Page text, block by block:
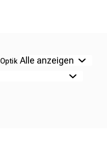
Optik